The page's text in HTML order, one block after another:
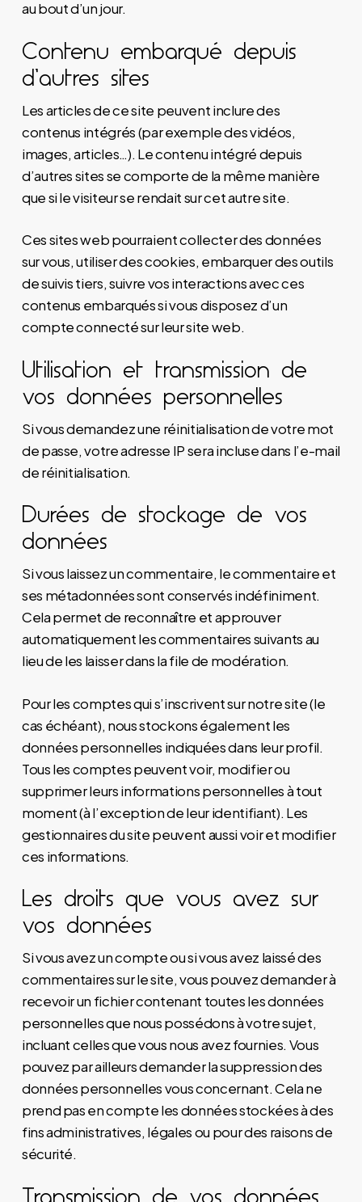
au bout d’un jour.
Contenu embarqué depuis
d’autres sites
Les articles de ce site peuvent inclure des
contenus intégrés (par exemple des vidéos,
images, articles…). Le contenu intégré depuis
d’autres sites se comporte de la même manière
que si le visiteur se rendait sur cet autre site.
Ces sites web pourraient collecter des données
sur vous, utiliser des cookies, embarquer des outils
de suivis tiers, suivre vos interactions avec ces
contenus embarqués si vous disposez d’un
compte connecté sur leur site web.
Utilisation et transmission de
vos données personnelles
Si vous demandez une réinitialisation de votre mot
de passe, votre adresse IP sera incluse dans l’e-mail
de réinitialisation.
Durées de stockage de vos
données
Si vous laissez un commentaire, le commentaire et
ses métadonnées sont conservés indéfiniment.
Cela permet de reconnaître et approuver
automatiquement les commentaires suivants au
lieu de les laisser dans la file de modération.
Pour les comptes qui s’inscrivent sur notre site (le
cas échéant), nous stockons également les
données personnelles indiquées dans leur profil.
Tous les comptes peuvent voir, modifier ou
supprimer leurs informations personnelles à tout
moment (à l’exception de leur identifiant). Les
gestionnaires du site peuvent aussi voir et modifier
ces informations.
Les droits que vous avez sur
vos données
Si vous avez un compte ou si vous avez laissé des
commentaires sur le site, vous pouvez demander à
recevoir un fichier contenant toutes les données
personnelles que nous possédons à votre sujet,
incluant celles que vous nous avez fournies. Vous
pouvez par ailleurs demander la suppression des
données personnelles vous concernant. Cela ne
prend pas en compte les données stockées à des
fins administratives, légales ou pour des raisons de
sécurité.